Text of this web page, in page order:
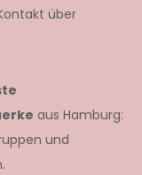
über
aus Hamburg:
und